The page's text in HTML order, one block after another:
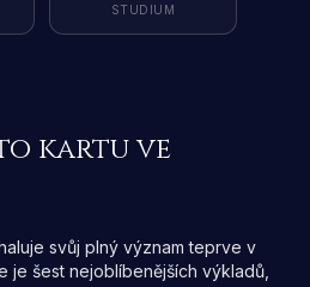
STUDIUM
kartu ve
svůj plný význam teprve v
je šest nejoblíbenějších výkladů,